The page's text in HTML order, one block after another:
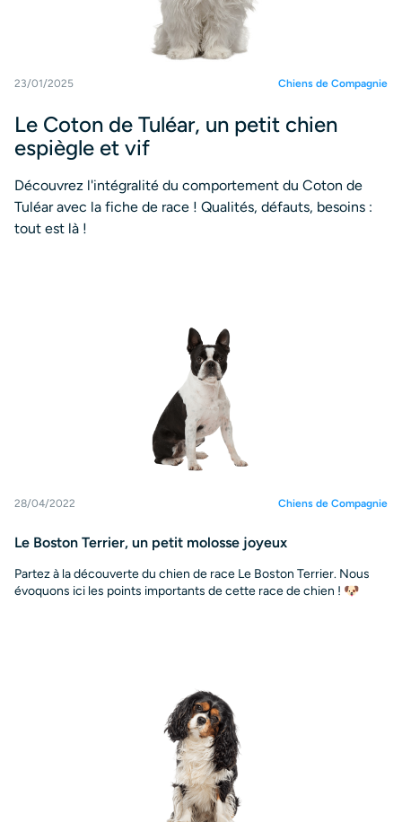
23/01/2025 Chiens de Compagnie
Le Coton de Tuléar, un petit chien
espiègle et vif
Découvrez l'intégralité du comportement du Coton de
Tuléar avec la fiche de race ! Qualités, défauts, besoins :
tout est là !
28/04/2022 Chiens de Compagnie
Le Boston Terrier, un petit molosse joyeux
Partez à la découverte du chien de race Le Boston Terrier. Nous
évoquons ici les points importants de cette race de chien ! 🐶